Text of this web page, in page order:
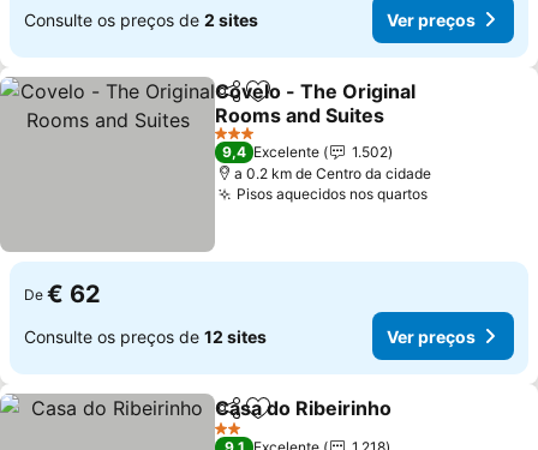
Consulte os preços de 2 sites Ver preços
PartilharAdicionar aos favoritos
Covelo - The Original
Rooms and Suites
3 Estrelas
9,4 Excelente
1.502
a 0.2 km de Centro da cidade
Pisos aquecidos nos quartos
De € 62
Consulte os preços de 12 sites Ver preços
PartilharAdicionar aos favoritos
Casa do Ribeirinho
2 Estrelas